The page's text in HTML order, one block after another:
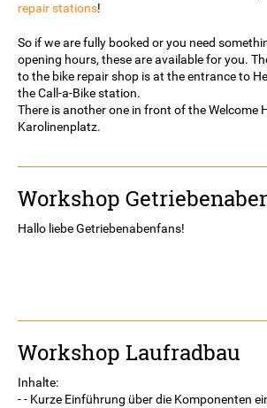
repair stations!
So if we are fully booked or you need
opening hours, these are available for you.
to the bike repair shop is at the entrance to
the Call-a-Bike station.
There is another one in front of the Welcome
Karolinenplatz.
Workshop
Hallo liebe Getriebenabenfans!
Workshop Laufradbau
Inhalte:
- - Kurze Einführung über die Komponenten